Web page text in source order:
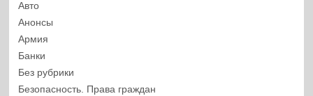
Авто
Анонсы
Армия
Банки
Без рубрики
Безопасность. Права граждан